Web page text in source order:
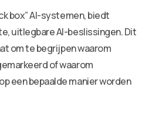
box” AI-systemen, biedt
uitlegbare AI-beslissingen. Dit
om te begrijpen waarom
of waarom
een bepaalde manier worden